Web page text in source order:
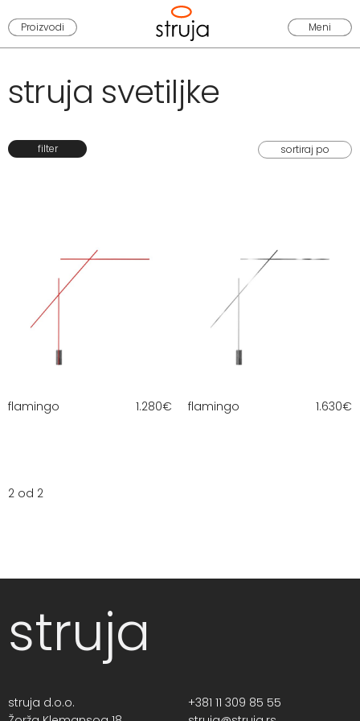
Proizvodi Meni
struja svetiljke
filter
flamingo 1.280€ flamingo 1.630€
2 od 2
struja
struja d.o.o.
+381 11 309 85 55